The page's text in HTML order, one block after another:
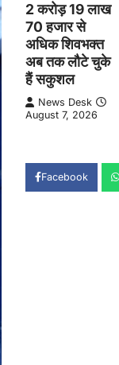
2 करोड़ 19 लाख
70 हजार से
अधिक शिवभक्त
अब तक लौटे चुके
हैं सकुशल
News Desk
August 7, 2026
Facebook